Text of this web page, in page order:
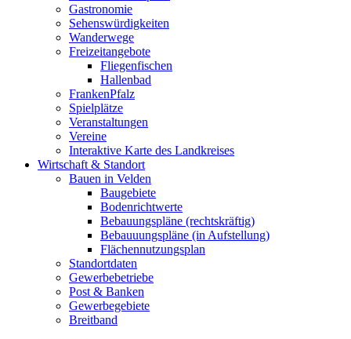
Gastronomie
Sehenswürdigkeiten
Wanderwege
Freizeitangebote
Fliegenfischen
Hallenbad
FrankenPfalz
Spielplätze
Veranstaltungen
Vereine
Interaktive Karte des Landkreises
Wirtschaft & Standort
Bauen in Velden
Baugebiete
Bodenrichtwerte
Bebauungspläne (rechtskräftig)
Bebauuungspläne (in Aufstellung)
Flächennutzungsplan
Standortdaten
Gewerbebetriebe
Post & Banken
Gewerbegebiete
Breitband